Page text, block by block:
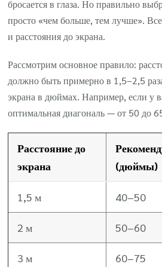
бросается в глаза. Но правильно
просто «чем больше, тем лучше».
и расстояния до экрана.
Рассмотрим основное правило:
должно быть примерно в 1,5–2,5
экрана в дюймах. Например, если у
оптимальная диагональ — от 50 до
Расстояние до
экрана
(дюймы)
1,5 м 40–50
2 м 50–60
3 м 60–75